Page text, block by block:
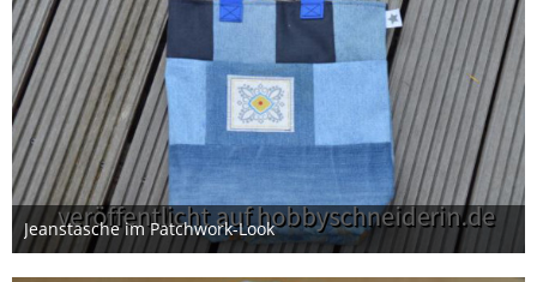
Jeanstasche im Patchwork-Look
2. Juli 2026